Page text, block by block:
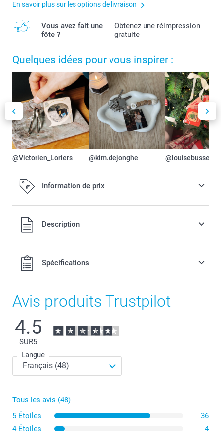
En savoir plus sur les options de livraison
Vous avez fait une
fôte ?
Obtenez une réimpression
gratuite
Quelques idées pour vous inspirer :
@Victorien_Loriers @kim.dejonghe @louisebusse
Information de prix
Tous les prix sont en EURO (€), TVA incluse et hors frais de
port.
Description
Spécifications
Avis produits Trustpilot
4.5
SUR5
Langue
Tous les avis (48)
5 Étoiles
36
4 Étoiles
4